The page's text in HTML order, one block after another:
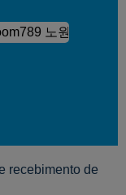
recebimento de